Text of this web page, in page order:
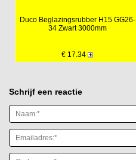
Duco Beglazingsrubber H15 GG26-
34 Zwart 3000mm
€ 17.34
Schrijf een reactie